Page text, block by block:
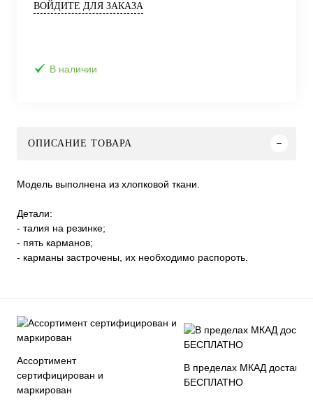
ВОЙДИТЕ ДЛЯ ЗАКАЗА
В наличии
ОПИСАНИЕ ТОВАРА
Модель выполнена из хлопковой ткани.
Детали:
- талия на резинке;
- пять карманов;
- карманы застрочены, их необходимо распороть.
Ассортимент
сертифицирован и
маркирован
В пределах МКАД доставка
БЕСПЛАТНО